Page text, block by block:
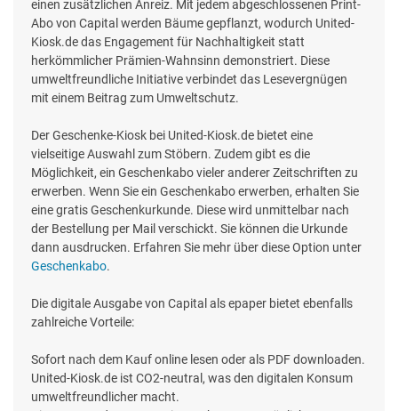
einen zusätzlichen Anreiz. Mit jedem abgeschlossenen Print-
Abo von Capital werden Bäume gepflanzt, wodurch United-
Kiosk.de das Engagement für Nachhaltigkeit statt
herkömmlicher Prämien-Wahnsinn demonstriert. Diese
umweltfreundliche Initiative verbindet das Lesevergnügen
mit einem Beitrag zum Umweltschutz.
Der Geschenke-Kiosk bei United-Kiosk.de bietet eine
vielseitige Auswahl zum Stöbern. Zudem gibt es die
Möglichkeit, ein Geschenkabo vieler anderer Zeitschriften zu
erwerben. Wenn Sie ein Geschenkabo erwerben, erhalten Sie
eine gratis Geschenkurkunde. Diese wird unmittelbar nach
der Bestellung per Mail verschickt. Sie können die Urkunde
dann ausdrucken. Erfahren Sie mehr über diese Option unter
Geschenkabo.
Die digitale Ausgabe von Capital als epaper bietet ebenfalls
zahlreiche Vorteile:
Sofort nach dem Kauf online lesen oder als PDF downloaden.
United-Kiosk.de ist CO2-neutral, was den digitalen Konsum
umweltfreundlicher macht.